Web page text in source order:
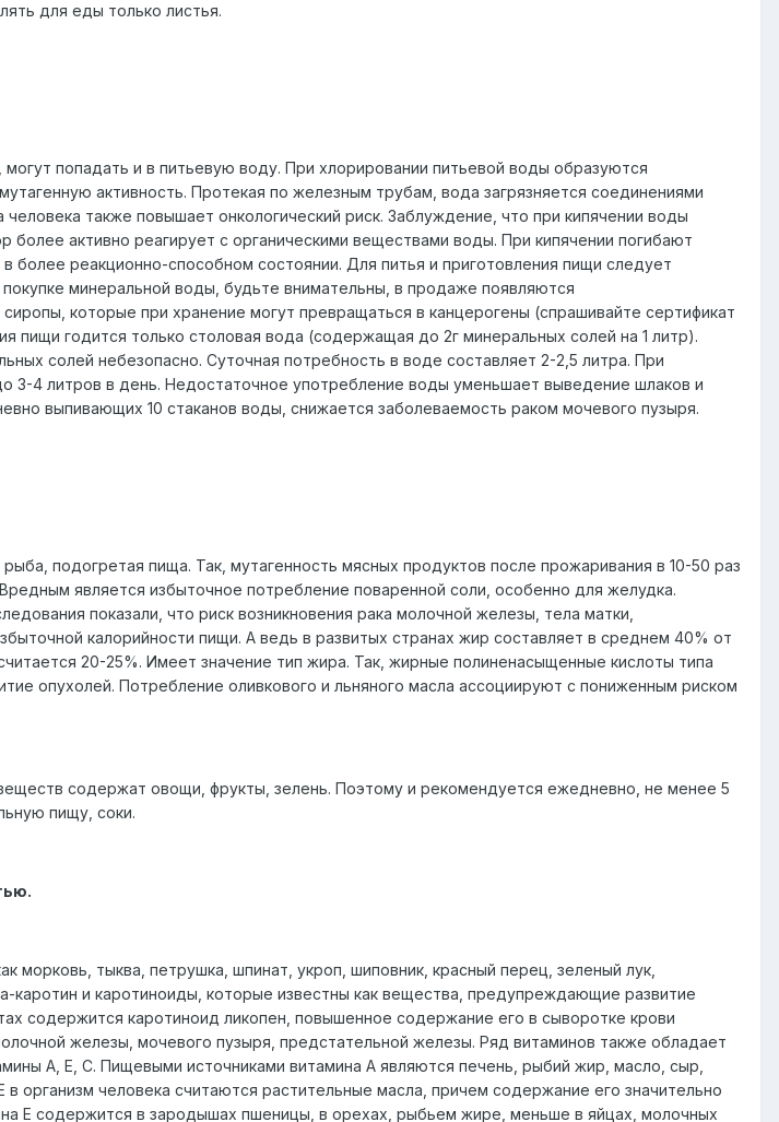
для еды только листья.
попадать и в питьевую воду. При хлорировании питьевой воды образуются
активность. Протекая по железным трубам, вода загрязняется соединениями
также повышает онкологический риск. Заблуждение, что при кипячении воды
активно реагирует с органическими веществами воды. При кипячении погибают
более реакционно-способном состоянии. Для питья и приготовления пищи следует
минеральной воды, будьте внимательны, в продаже появляются
которые при хранение могут превращаться в канцерогены (спрашивайте сертификат
пищи годится только столовая вода (содержащая до 2г минеральных солей на 1 литр).
солей небезопасно. Суточная потребность в воде составляет 2-2,5 литра. При
3-4 литров в день. Недостаточное употребление воды уменьшает выведение шлаков и
выпивающих 10 стаканов воды, снижается заболеваемость раком мочевого пузыря.
подогретая пища. Так, мутагенность мясных продуктов после прожаривания в 10-50 раз
является избыточное потребление поваренной соли, особенно для желудка.
показали, что риск возникновения рака молочной железы, тела матки,
калорийности пищи. А ведь в развитых странах жир составляет в среднем 40% от
20-25%. Имеет значение тип жира. Так, жирные полиненасыщенные кислоты типа
опухолей. Потребление оливкового и льняного масла ассоциируют с пониженным риском
содержат овощи, фрукты, зелень. Поэтому и рекомендуется ежедневно, не менее 5
пищу, соки.
морковь, тыква, петрушка, шпинат, укроп, шиповник, красный перец, зеленый лук,
и каротиноиды, которые известны как вещества, предупреждающие развитие
содержится каротиноид ликопен, повышенное содержание его в сыворотке крови
железы, мочевого пузыря, предстательной железы. Ряд витаминов также обладает
А, Е, С. Пищевыми источниками витамина А являются печень, рыбий жир, масло, сыр,
организм человека считаются растительные масла, причем содержание его значительно
Е содержится в зародышах пшеницы, в орехах, рыбьем жире, меньше в яйцах, молочных